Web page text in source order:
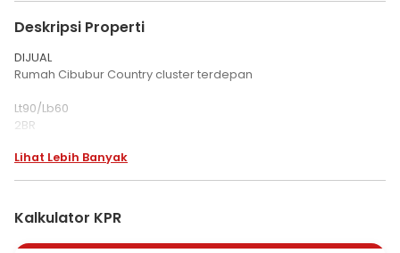
Deskripsi Properti
DIJUAL
Rumah Cibubur Country cluster terdepan
Lt90/Lb60
2BR
SHM
Canopy depan & Belakang (Untuk
Jemuran)
Sumur Bor.
Lihat Lebih Banyak
Kalkulator KPR